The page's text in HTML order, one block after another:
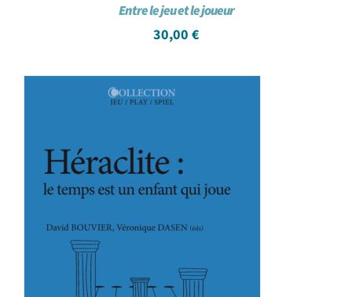
Entre le jeu et le joueur
30,00 €